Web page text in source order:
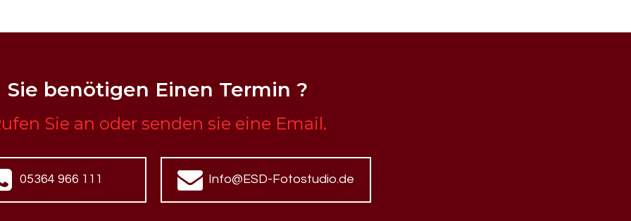
Sie benötigen Einen Termin ?
Sie an oder senden sie eine Email.
05364 966 111 Info@ESD-Fotostudio.de